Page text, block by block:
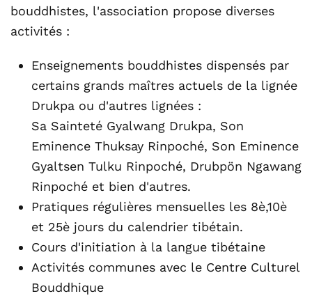
bouddhistes, l'association propose diverses
activités :
Enseignements bouddhistes dispensés par
certains grands maîtres actuels de la lignée
Drukpa ou d'autres lignées :
Sa Sainteté Gyalwang Drukpa, Son
Eminence Thuksay Rinpoché, Son Eminence
Gyaltsen Tulku Rinpoché, Drubpön Ngawang
Rinpoché et bien d'autres.
Pratiques régulières mensuelles les 8è,10è
et 25è jours du calendrier tibétain.
Cours d'initiation à la langue tibétaine
Activités communes avec le Centre Culturel
Bouddhique